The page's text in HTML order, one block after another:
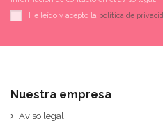
He leído y acepto la política de
Nuestra empresa
Aviso legal